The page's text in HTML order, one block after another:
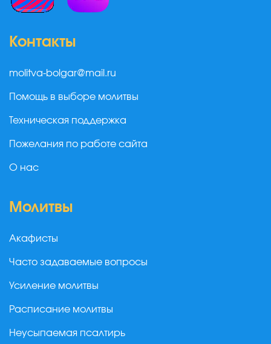
Контакты
molitva-bolgar@mail.ru
Помощь в выборе молитвы
Техническая поддержка
Пожелания по работе сайта
О нас
Молитвы
Акафисты
Часто задаваемые вопросы
Усиление молитвы
Расписание молитвы
Неусыпаемая псалтирь